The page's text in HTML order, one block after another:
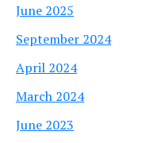
June 2025
September 2024
April 2024
March 2024
June 2023